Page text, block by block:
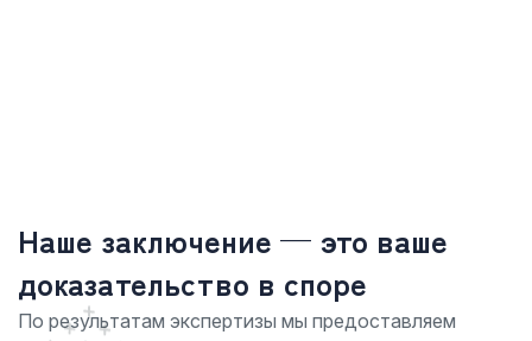
Наше заключение — это ваше
доказательство в споре
По результатам экспертизы мы предоставляем